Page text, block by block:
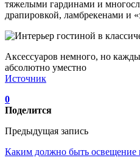
тяжелыми гардинами и
драпировкой, ламбрекенами и
Аксессуаров немного, но
абсолютно уместно
Источник
0
Поделится
Предыдущая запись
Каким должно быть освещение